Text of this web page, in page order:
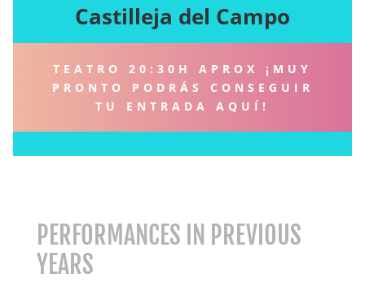
Castilleja del Campo
TEATRO 20:30H APROX ¡MUY
PRONTO PODRÁS CONSEGUIR
TU ENTRADA AQUÍ!
PERFORMANCES IN PREVIOUS
YEARS